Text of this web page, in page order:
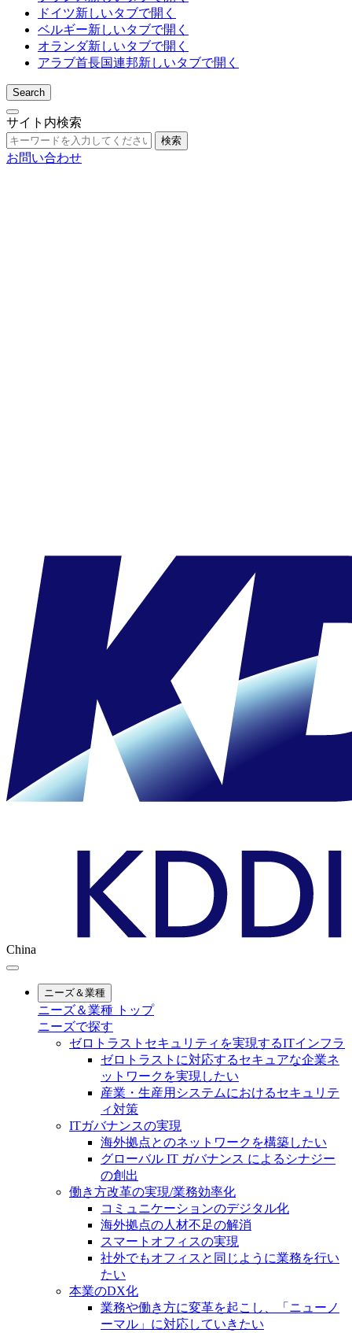
ドイツ新しいタブで開く
ベルギー新しいタブで開く
オランダ新しいタブで開く
アラブ首長国連邦新しいタブで開く
Search
サイト内検索
検索
お問い合わせ
China
ニーズ＆業種
ニーズ＆業種 トップ
ニーズで探す
ゼロトラストセキュリティを実現するITインフラ
ゼロトラストに対応するセキュアな企業ネ
ットワークを実現したい
産業・生産用システムにおけるセキュリテ
ィ対策
ITガバナンスの実現
海外拠点とのネットワークを構築したい
グローバル IT ガバナンス によるシナジー
の創出
働き方改革の実現/業務効率化
コミュニケーションのデジタル化
海外拠点の人材不足の解消
スマートオフィスの実現
社外でもオフィスと同じように業務を行い
たい
本業のDX化
業務や働き方に変革を起こし、「ニューノ
ーマル」に対応していきたい